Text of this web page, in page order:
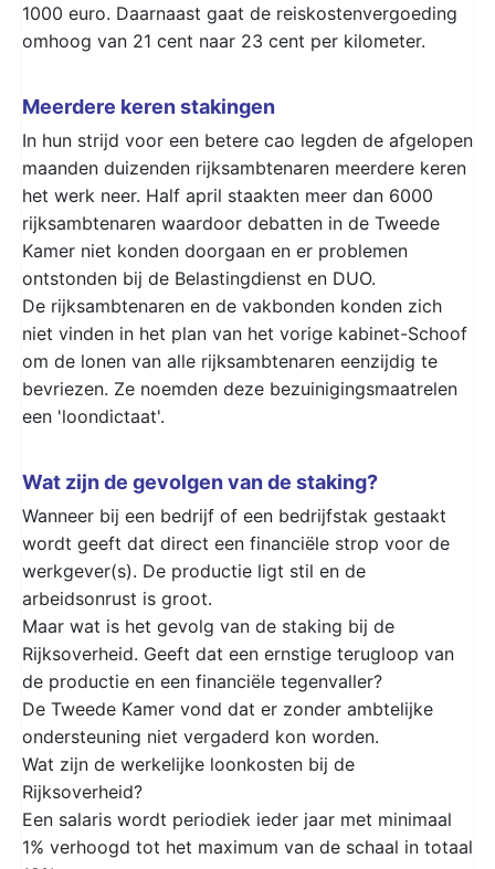
1000 euro. Daarnaast gaat de reiskostenvergoeding
omhoog van 21 cent naar 23 cent per kilometer.
Meerdere keren stakingen
In hun strijd voor een betere cao legden de afgelopen
maanden duizenden rijksambtenaren meerdere keren
het werk neer. Half april staakten meer dan 6000
rijksambtenaren waardoor debatten in de Tweede
Kamer niet konden doorgaan en er problemen
ontstonden bij de Belastingdienst en DUO.
De rijksambtenaren en de vakbonden konden zich
niet vinden in het plan van het vorige kabinet-Schoof
om de lonen van alle rijksambtenaren eenzijdig te
bevriezen. Ze noemden deze bezuinigingsmaatrelen
een 'loondictaat'.
Wat zijn de gevolgen van de staking?
Wanneer bij een bedrijf of een bedrijfstak gestaakt
wordt geeft dat direct een financiële strop voor de
werkgever(s). De productie ligt stil en de
arbeidsonrust is groot.
Maar wat is het gevolg van de staking bij de
Rijksoverheid. Geeft dat een ernstige terugloop van
de productie en een financiële tegenvaller?
De Tweede Kamer vond dat er zonder ambtelijke
ondersteuning niet vergaderd kon worden.
Wat zijn de werkelijke loonkosten bij de
Rijksoverheid?
Een salaris wordt periodiek ieder jaar met minimaal
1% verhoogd tot het maximum van de schaal in totaal